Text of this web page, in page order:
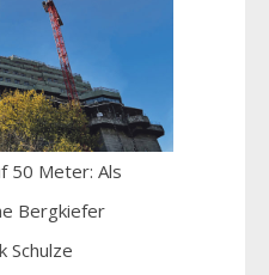
50 Meter: Als
Bergkiefer
Schulze